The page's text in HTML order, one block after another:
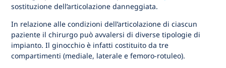
sostituzione dell’articolazione danneggiata.
In relazione alle condizioni dell’articolazione di ciascun
paziente il chirurgo può avvalersi di diverse tipologie di
impianto. Il ginocchio è infatti costituito da tre
compartimenti (mediale, laterale e femoro-rotuleo).